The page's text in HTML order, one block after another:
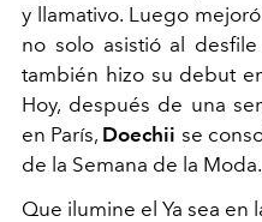
y llamativo. Luego
no solo asistió al desfile
también hizo su debut
Hoy, después de una
en París, Doechii se
de la Semana de la Moda.
Que ilumine el Ya sea en